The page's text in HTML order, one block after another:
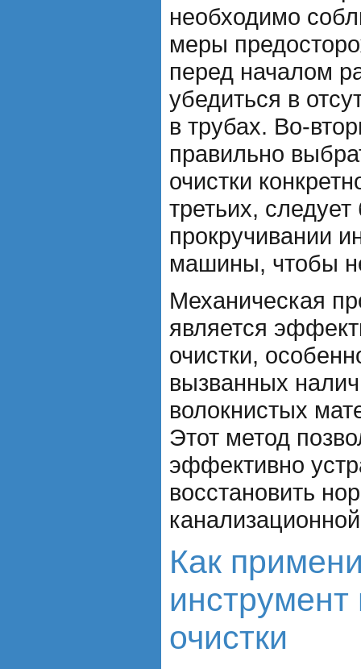
необходимо
меры
перед началом
убедиться в
в трубах. Во-
правильно
очистки
третьих,
прокручивании
машины, чтобы
Механическая
является
очистки,
вызванных
волокнистых
Этот метод
эффективно
восстановить
Как
очистки